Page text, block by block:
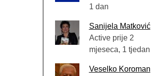
1 dan
Sanijela Matković
Active prije 2
mjeseca, 1 tjedan
Veselko Koroman